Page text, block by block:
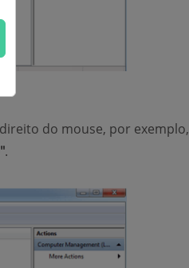
do mouse, por exemplo,
.